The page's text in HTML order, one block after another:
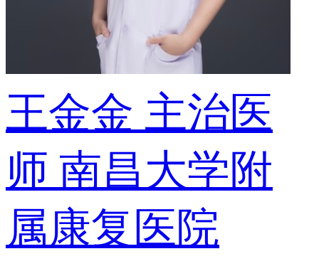
王金金 主治医
师 南昌大学附
属康复医院